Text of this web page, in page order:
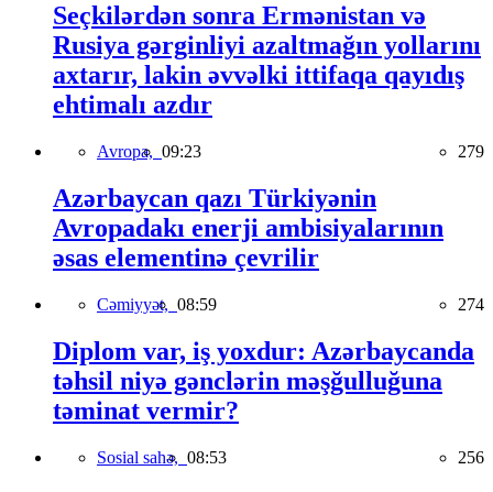
Seçkilərdən sonra Ermənistan və
Rusiya gərginliyi azaltmağın yollarını
axtarır, lakin əvvəlki ittifaqa qayıdış
ehtimalı azdır
Avropa, 09:23 279
Azərbaycan qazı Türkiyənin
Avropadakı enerji ambisiyalarının
əsas elementinə çevrilir
Cəmiyyət, 08:59 274
Diplom var, iş yoxdur: Azərbaycanda
təhsil niyə gənclərin məşğulluğuna
təminat vermir?
Sosial sahə, 08:53 256